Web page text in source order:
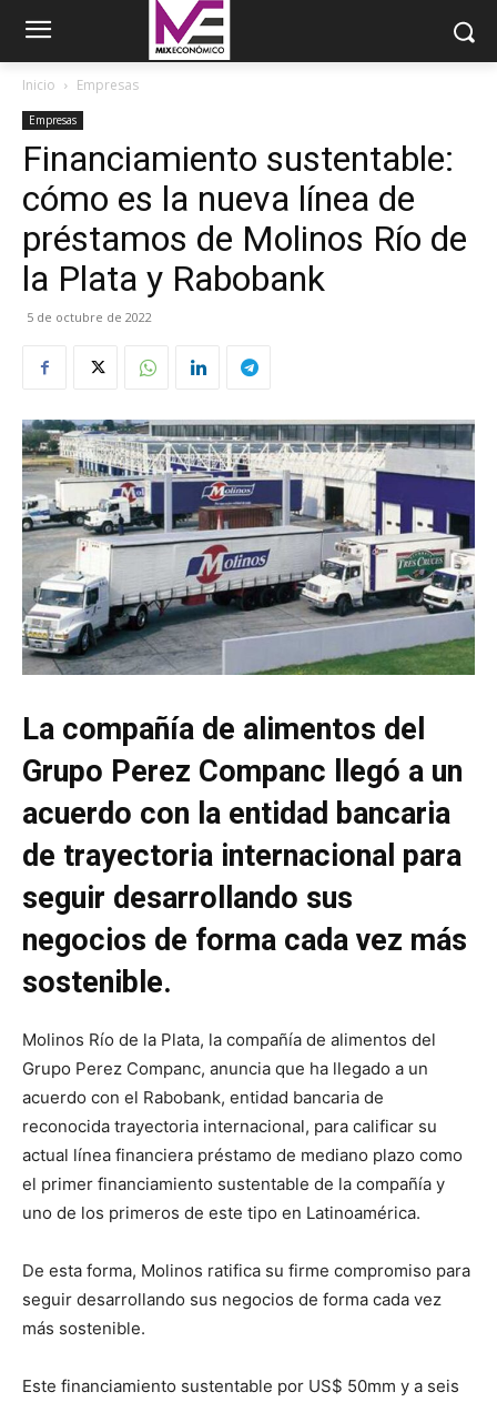
Inicio Empresas
Empresas
Financiamiento sustentable:
cómo es la nueva línea de
préstamos de Molinos Río de
la Plata y Rabobank
5 de octubre de 2022
La compañía de alimentos del
Grupo Perez Companc llegó a un
acuerdo con la entidad bancaria
de trayectoria internacional para
seguir desarrollando sus
negocios de forma cada vez más
sostenible.
Molinos Río de la Plata, la compañía de alimentos del
Grupo Perez Companc, anuncia que ha llegado a un
acuerdo con el Rabobank, entidad bancaria de
reconocida trayectoria internacional, para calificar su
actual línea financiera préstamo de mediano plazo como
el primer financiamiento sustentable de la compañía y
uno de los primeros de este tipo en Latinoamérica.
De esta forma, Molinos ratifica su firme compromiso para
seguir desarrollando sus negocios de forma cada vez
más sostenible.
Este financiamiento sustentable por US$ 50mm y a seis